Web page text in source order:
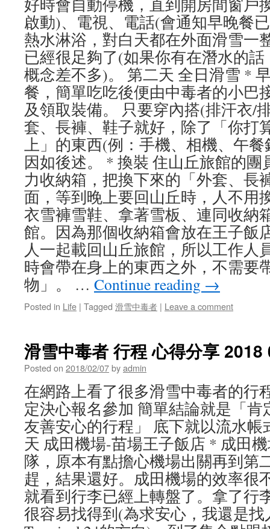
好時會自動停機，直到開房間窗戶
啟動)、電視、電話(會通知早晚餐
熱水淋浴，對白天都在外面滑雪一
已經很足夠了(如果你有在潛水的
概念差不多)。 第二天 全日滑雪 *
餐，簡單吃吃後便由中毒者的小巴
及領取裝備。 只要穿內搭(排汗衣/
套、長褲、鞋子就好，除了「你打
上」的東西(例：手機、相機、午
因如後述。 * 換裝 住山丘旅館的團
力收納箱，把換下來的「外套、長
面，等到晚上要回山丘時，人不用
衣雪褲雪鞋、拿著雪板、連同收納
館。因為那個收納箱會放在王子飯
人一起載回山丘旅館，所以工作人
時會帶在身上的東西之外，不需要
物」。 … Continue reading →
Posted in Life | Tagged 滑雪中毒者 | Leave a comment
滑雪中毒者 行程 心得分享 2018
Posted on 2018/02/07byadmin
在網路上看了很多滑雪中毒者的行
定決心報名參加 簡單結論就是「
友善安心的行程」 底下就以流水帳
天 成田機場-苗場王子飯店 * 成田
隊，原本有點擔心機場出關再到第
趕，結果還好。成田機場的效率很
就看到行李已經上轉盤了。拿了行
很容易找得到(為求安心，我還是